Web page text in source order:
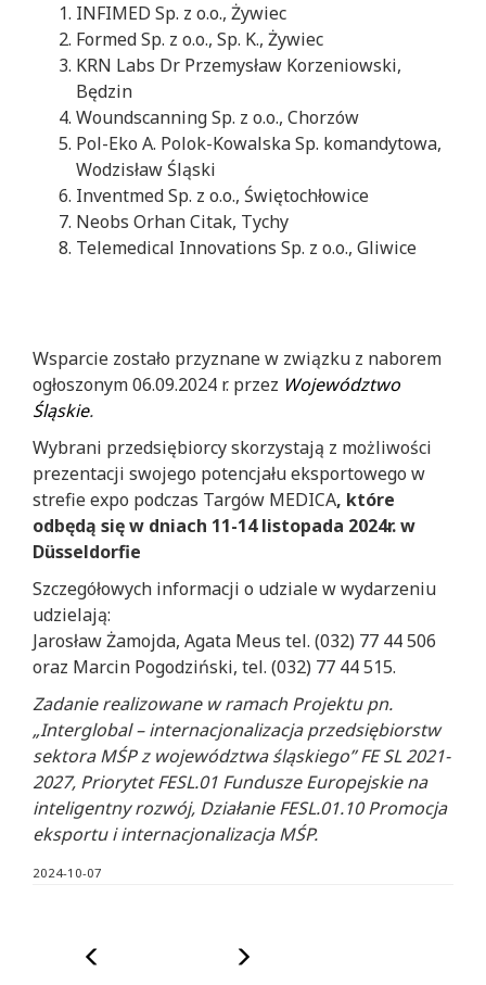
INFIMED Sp. z o.o., Żywiec
Formed Sp. z o.o., Sp. K., Żywiec
KRN Labs Dr Przemysław Korzeniowski,
Będzin
Woundscanning Sp. z o.o., Chorzów
Pol-Eko A. Polok-Kowalska Sp. komandytowa,
Wodzisław Śląski
Inventmed Sp. z o.o., Świętochłowice
Neobs Orhan Citak, Tychy
Telemedical Innovations Sp. z o.o., Gliwice
Wsparcie zostało przyznane w związku z naborem
ogłoszonym 06.09.2024 r. przez Województwo
Śląskie.
Wybrani przedsiębiorcy skorzystają z możliwości
prezentacji swojego potencjału eksportowego w
strefie expo podczas Targów MEDICA, które
odbędą się w dniach 11-14 listopada 2024r. w
Düsseldorfie
Szczegółowych informacji o udziale w wydarzeniu
udzielają:
Jarosław Żamojda, Agata Meus tel. (032) 77 44 506
oraz Marcin Pogodziński, tel. (032) 77 44 515.
Zadanie realizowane w ramach Projektu pn.
„Interglobal – internacjonalizacja przedsiębiorstw
sektora MŚP z województwa śląskiego” FE SL 2021-
2027, Priorytet FESL.01 Fundusze Europejskie na
inteligentny rozwój, Działanie FESL.01.10 Promocja
eksportu i internacjonalizacja MŚP.
2024-10-07